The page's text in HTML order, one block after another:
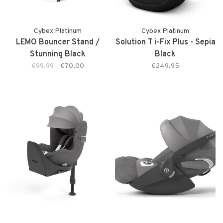
Cybex Platinum
LEMO Bouncer Stand /
Stunning Black
€99,99 €70,00
Cybex Platinum
Solution T i-Fix Plus - Sepia
Black
€249,95